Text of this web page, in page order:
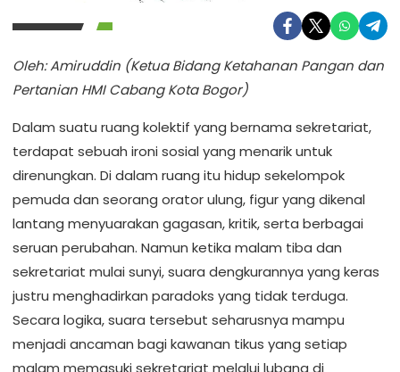
Oleh: Amiruddin (Ketua Bidang Ketahanan Pangan dan
Pertanian HMI Cabang Kota Bogor)
Dalam suatu ruang kolektif yang bernama sekretariat,
terdapat sebuah ironi sosial yang menarik untuk
direnungkan. Di dalam ruang itu hidup sekelompok
pemuda dan seorang orator ulung, figur yang dikenal
lantang menyuarakan gagasan, kritik, serta berbagai
seruan perubahan. Namun ketika malam tiba dan
sekretariat mulai sunyi, suara dengkurannya yang keras
justru menghadirkan paradoks yang tidak terduga.
Secara logika, suara tersebut seharusnya mampu
menjadi ancaman bagi kawanan tikus yang setiap
malam memasuki sekretariat melalui lubang di